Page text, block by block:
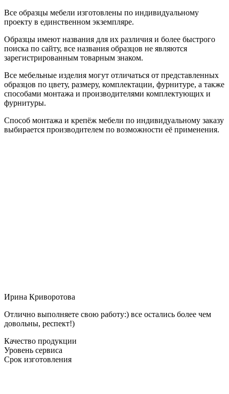
Все образцы мебели изготовлены по индивидуальному
проекту в единственном экземпляре.
Образцы имеют названия для их различия и более быстрого
поиска по сайту, все названия образцов не являются
зарегистрированным товарным знаком.
Все мебельные изделия могут отличаться от представленных
образцов по цвету, размеру, комплектации, фурнитуре, а также
способами монтажа и производителями комплектующих и
фурнитуры.
Способ монтажа и крепёж мебели по индивидуальному заказу
выбирается производителем по возможности её применения.
Ирина Криворотова
Отлично выполняете свою работу:) все остались более чем
довольны, респект!)
Качество продукции
Уровень сервиса
Срок изготовления